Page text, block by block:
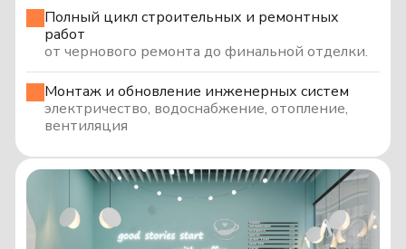
Полный цикл строительных и ремонтных
работ
от чернового ремонта до финальной отделки.
Монтаж и обновление инженерных систем
электричество, водоснабжение, отопление,
вентиляция